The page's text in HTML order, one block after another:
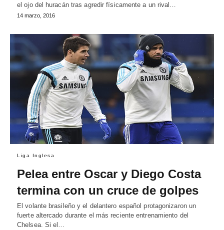
el ojo del huracán tras agredir físicamente a un rival…
14 marzo, 2016
Liga Inglesa
Pelea entre Oscar y Diego Costa
termina con un cruce de golpes
El volante brasileño y el delantero español protagonizaron un
fuerte altercado durante el más reciente entrenamiento del
Chelsea. Si el…